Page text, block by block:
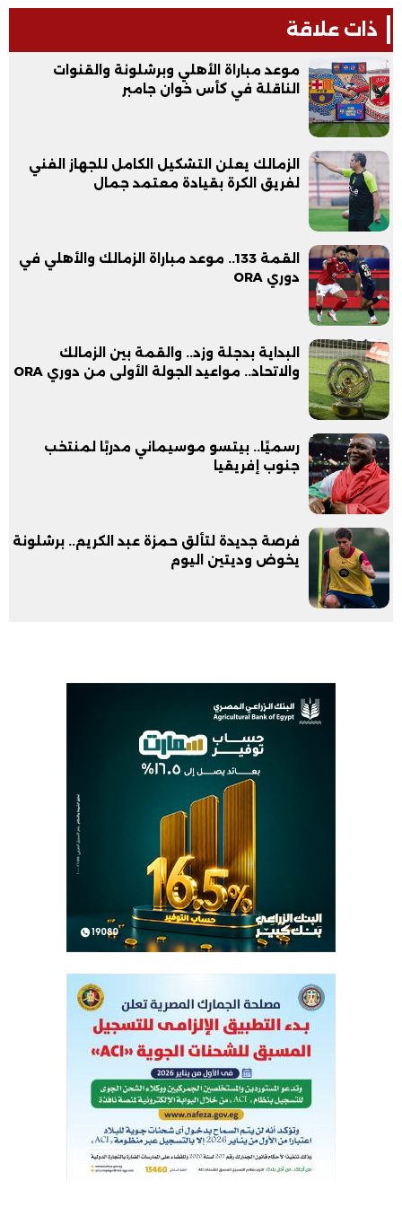
ذات علاقة
موعد مباراة الأهلي وبرشلونة والقنوات
الناقلة في كأس خوان جامبر
الزمالك يعلن التشكيل الكامل للجهاز الفني
لفريق الكرة بقيادة معتمد جمال
القمة 133.. موعد مباراة الزمالك والأهلي في
دوري ORA
البداية بدجلة وزد.. والقمة بين الزمالك
والاتحاد.. مواعيد الجولة الأولى من دوري ORA
رسميًا.. بيتسو موسيماني مدربًا لمنتخب
جنوب إفريقيا
فرصة جديدة لتألق حمزة عبد الكريم.. برشلونة
يخوض وديتين اليوم